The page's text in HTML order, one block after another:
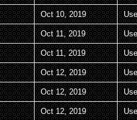
Oct 10, 2019
Oct 11, 2019
Oct 11, 2019
Oct 12, 2019
Oct 12, 2019
Oct 12, 2019